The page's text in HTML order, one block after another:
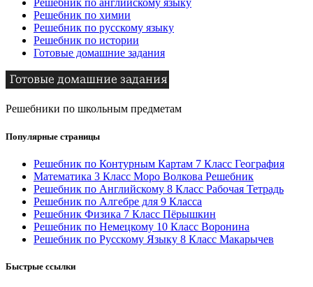
Решебник по английскому языку
Решебник по химии
Решебник по русскому языку
Решебник по истории
Готовые домашние задания
Решебники по школьным предметам
Популярные страницы
Решебник по Контурным Картам 7 Класс География
Математика 3 Класс Моро Волкова Решебник
Решебник по Английскому 8 Класс Рабочая Тетрадь
Решебник по Алгебре для 9 Класса
Решебник Физика 7 Класс Пёрышкин
Решебник по Немецкому 10 Класс Воронина
Решебник по Русскому Языку 8 Класс Макарычев
Быстрые ссылки